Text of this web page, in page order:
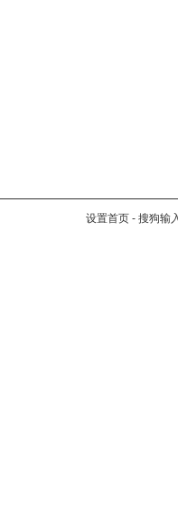
设置首页 - 搜狗输